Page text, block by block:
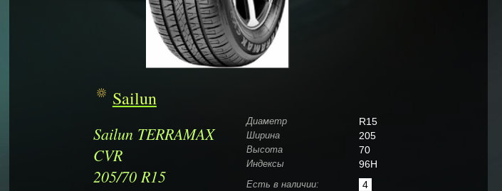
Sailun
Sailun TERRAMAX
CVR
205/70 R15
Диаметр R15
Ширина 205
Высота 70
Индексы 96H
Есть в наличии: 4